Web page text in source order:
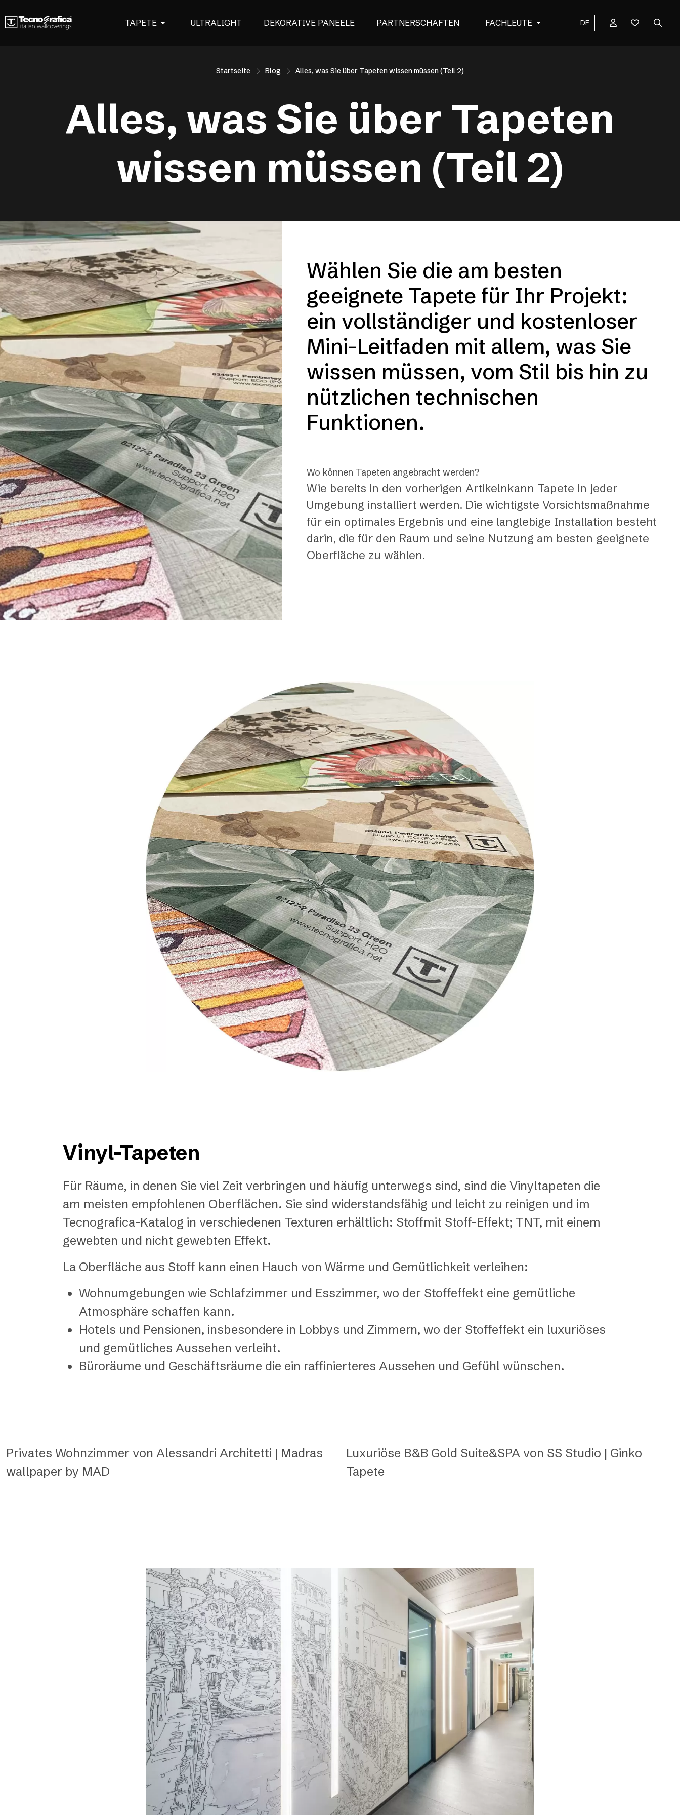
TAPETE ULTRALIGHT DEKORATIVE PANEELE PARTNERSCHAFTEN FACHLEUTE DE
Startseite Blog Alles, was Sie über Tapeten wissen müssen (Teil 2)
Alles, was Sie über Tapeten
wissen müssen (Teil 2)
Wählen Sie die am besten
geeignete Tapete für Ihr Projekt:
ein vollständiger und kostenloser
Mini-Leitfaden mit allem, was Sie
wissen müssen, vom Stil bis hin zu
nützlichen technischen
Funktionen.
Wo können Tapeten angebracht werden?
Wie bereits in den vorherigen Artikelnkann Tapete in jeder
Umgebung installiert werden. Die wichtigste Vorsichtsmaßnahme
für ein optimales Ergebnis und eine langlebige Installation besteht
darin, die für den Raum und seine Nutzung am besten geeignete
Oberfläche zu wählen.
Vinyl-Tapeten
Für Räume, in denen Sie viel Zeit verbringen und häufig unterwegs sind, sind die Vinyltapeten die
am meisten empfohlenen Oberflächen. Sie sind widerstandsfähig und leicht zu reinigen und im
Tecnografica-Katalog in verschiedenen Texturen erhältlich: Stoffmit Stoff-Effekt; TNT, mit einem
gewebten und nicht gewebten Effekt.
La Oberfläche aus Stoff kann einen Hauch von Wärme und Gemütlichkeit verleihen:
Wohnumgebungen wie Schlafzimmer und Esszimmer, wo der Stoffeffekt eine gemütliche
Atmosphäre schaffen kann.
Hotels und Pensionen, insbesondere in Lobbys und Zimmern, wo der Stoffeffekt ein luxuriöses
und gemütliches Aussehen verleiht.
Büroräume und Geschäftsräume die ein raffinierteres Aussehen und Gefühl wünschen.
Privates Wohnzimmer von Alessandri Architetti | Madras
wallpaper by MAD
Luxuriöse B&B Gold Suite&SPA von SS Studio | Ginko
Tapete